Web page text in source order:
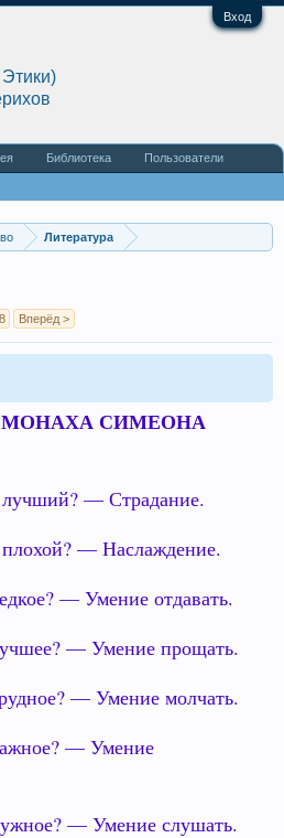
Вход
Литература
Вперёд >
СИМЕОНА
— Страдание.
— Наслаждение.
— Умение отдавать.
— Умение прощать.
— Умение молчать.
— Умение
— Умение слушать.
Библиотека Пользователи